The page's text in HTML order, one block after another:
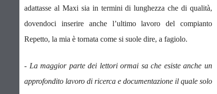
adattasse al Maxi sia in termini di lunghezza che di qualità,
dovendoci inserire anche l’ultimo lavoro del compianto
Repetto, la mia è tornata come si suole dire, a fagiolo.
- La maggior parte dei lettori ormai sa che esiste anche un
approfondito lavoro di ricerca e documentazione il quale solo